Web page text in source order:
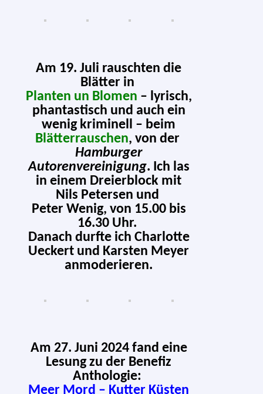
Am 19. Juli rausch­ten die
Blätter in
Planten un Blomen – lyrisch,
phan­tas­tisch und auch ein
wenig kri­mi­nell – beim
Blätterrauschen, von der
Hamburger
Autorenvereinigung. Ich las
in einem Dreierblock mit
Nils Petersen und
Peter Wenig, von 15.00 bis
16.30 Uhr.
Danach durf­te ich Charlotte
Ueckert und Karsten Meyer
anmoderieren.
Am 27. Juni 2024 fand eine
Lesung zu der Benefiz
Anthologie:
Meer Mord – Kutter Küsten